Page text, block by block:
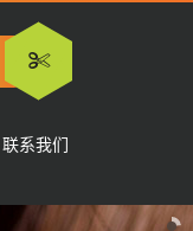
联系我们